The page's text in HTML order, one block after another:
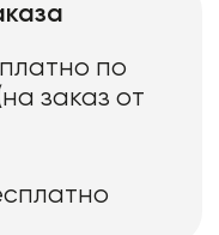
по
заказ от